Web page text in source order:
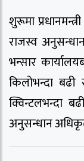
शुरूमा
राजस्व
भन्सार
किलोभन्दा
क्विन्टलभन्दा
अनुसन्धान